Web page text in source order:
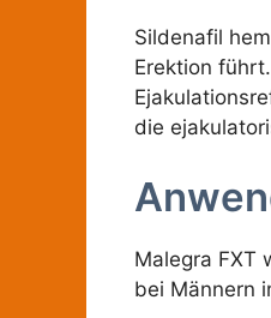
Sildenafil
Erektion
die
Malegra FXT
bei Männern